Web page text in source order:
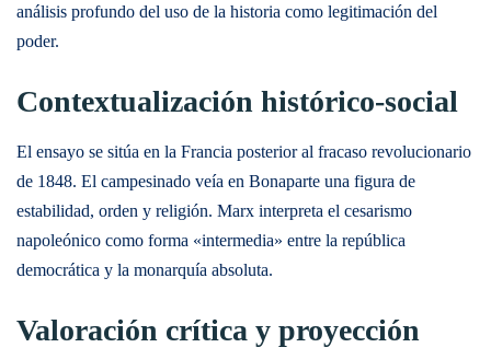
análisis profundo del uso de la historia como legitimación del
poder.
Contextualización histórico-social
El ensayo se sitúa en la Francia posterior al fracaso revolucionario
de 1848. El campesinado veía en Bonaparte una figura de
estabilidad, orden y religión. Marx interpreta el cesarismo
napoleónico como forma «intermedia» entre la república
democrática y la monarquía absoluta.
Valoración crítica y proyección